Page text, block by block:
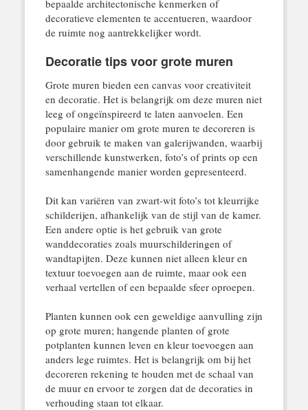
bepaalde architectonische kenmerken of
decoratieve elementen te accentueren, waardoor
de ruimte nog aantrekkelijker wordt.
Decoratie tips voor grote muren
Grote muren bieden een canvas voor creativiteit
en decoratie. Het is belangrijk om deze muren niet
leeg of ongeïnspireerd te laten aanvoelen. Een
populaire manier om grote muren te decoreren is
door gebruik te maken van galerijwanden, waarbij
verschillende kunstwerken, foto’s of prints op een
samenhangende manier worden gepresenteerd.
Dit kan variëren van zwart-wit foto’s tot kleurrijke
schilderijen, afhankelijk van de stijl van de kamer.
Een andere optie is het gebruik van grote
wanddecoraties zoals muurschilderingen of
wandtapijten. Deze kunnen niet alleen kleur en
textuur toevoegen aan de ruimte, maar ook een
verhaal vertellen of een bepaalde sfeer oproepen.
Planten kunnen ook een geweldige aanvulling zijn
op grote muren; hangende planten of grote
potplanten kunnen leven en kleur toevoegen aan
anders lege ruimtes. Het is belangrijk om bij het
decoreren rekening te houden met de schaal van
de muur en ervoor te zorgen dat de decoraties in
verhouding staan tot elkaar.